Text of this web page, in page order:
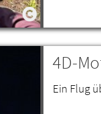
4D-
Ein Flug